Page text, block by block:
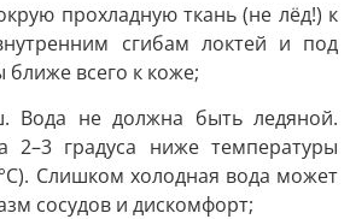
прохладную ткань (не лёд!) к
сгибам локтей и под
ближе всего к коже;
Вода не должна быть ледяной.
градуса ниже температуры
Слишком холодная вода может
сосудов и дискомфорт;